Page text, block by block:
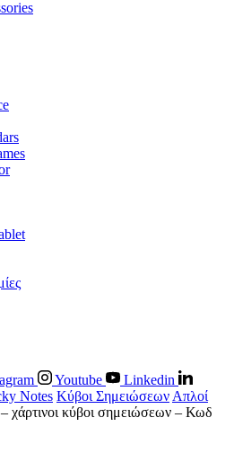
Youtube
Linkedin
Notes Κύβοι Σημειώσεων Απλοί
κύβοι σημειώσεων – Κωδ